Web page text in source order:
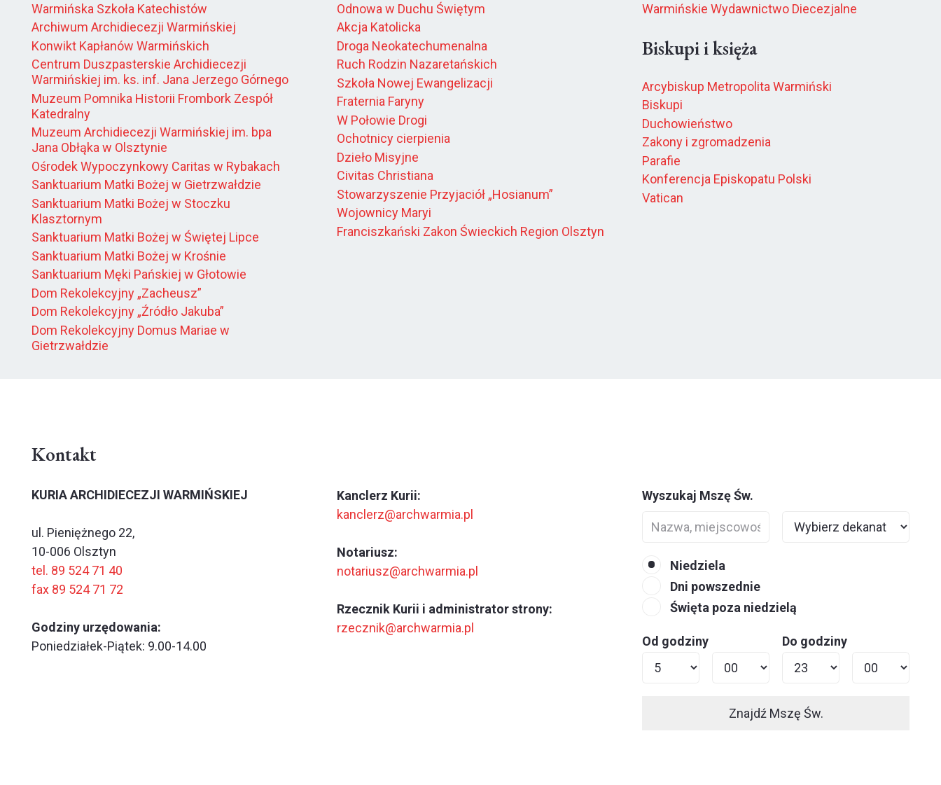
Warmińska Szkoła Katechistów
Archiwum Archidiecezji Warmińskiej
Konwikt Kapłanów Warmińskich
Centrum Duszpasterskie Archidiecezji
Warmińskiej im. ks. inf. Jana Jerzego Górnego
Muzeum Pomnika Historii Frombork Zespół
Katedralny
Muzeum Archidiecezji Warmińskiej im. bpa
Jana Obłąka w Olsztynie
Ośrodek Wypoczynkowy Caritas w Rybakach
Sanktuarium Matki Bożej w Gietrzwałdzie
Sanktuarium Matki Bożej w Stoczku
Klasztornym
Sanktuarium Matki Bożej w Świętej Lipce
Sanktuarium Matki Bożej w Krośnie
Sanktuarium Męki Pańskiej w Głotowie
Dom Rekolekcyjny „Zacheusz”
Dom Rekolekcyjny „Źródło Jakuba”
Dom Rekolekcyjny Domus Mariae w
Gietrzwałdzie
Odnowa w Duchu Świętym
Akcja Katolicka
Droga Neokatechumenalna
Ruch Rodzin Nazaretańskich
Szkoła Nowej Ewangelizacji
Fraternia Faryny
W Połowie Drogi
Ochotnicy cierpienia
Dzieło Misyjne
Civitas Christiana
Stowarzyszenie Przyjaciół „Hosianum”
Wojownicy Maryi
Franciszkański Zakon Świeckich Region Olsztyn
Warmińskie Wydawnictwo Diecezjalne
Biskupi i księża
Arcybiskup Metropolita Warmiński
Biskupi
Duchowieństwo
Zakony i zgromadzenia
Parafie
Konferencja Episkopatu Polski
Vatican
Kontakt
KURIA ARCHIDIECEZJI WARMIŃSKIEJ
ul. Pieniężnego 22,
10-006 Olsztyn
tel. 89 524 71 40
fax 89 524 71 72
Godziny urzędowania:
Poniedziałek-Piątek: 9.00-14.00
Kanclerz Kurii:
kanclerz@archwarmia.pl
Notariusz:
notariusz@archwarmia.pl
Rzecznik Kurii i administrator strony:
rzecznik@archwarmia.pl
Wyszukaj Mszę Św.
Niedziela
Dni powszednie
Święta poza niedzielą
Od godziny Do godziny
Znajdź Mszę Św.